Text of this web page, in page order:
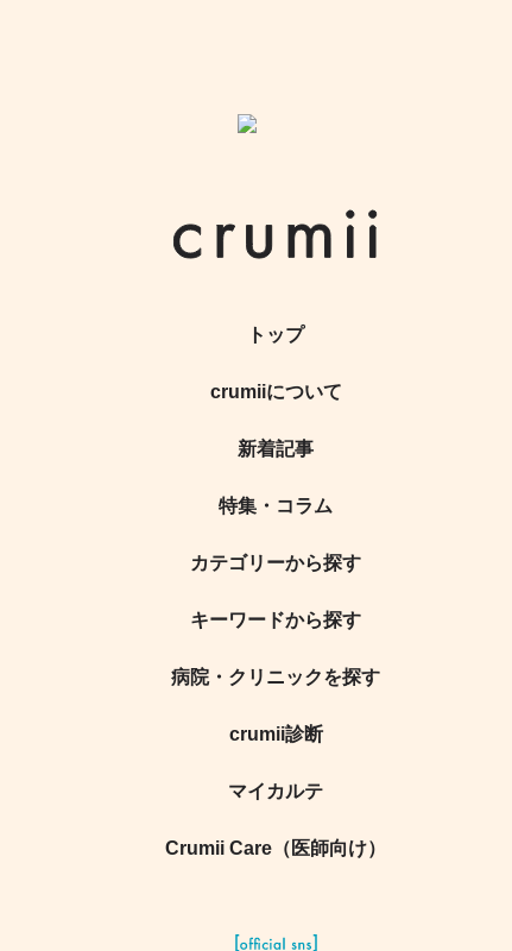
トップ
crumiiについて
新着記事
特集・コラム
カテゴリーから探す
キーワードから探す
病院・クリニックを探す
crumii診断
マイカルテ
Crumii Care（医師向け）